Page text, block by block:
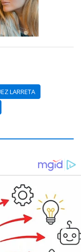
LARRETA